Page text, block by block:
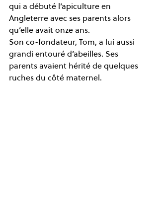
qui a débuté l’apiculture en
Angleterre avec ses parents alors
qu’elle avait onze ans.
Son co-fondateur, Tom, a lui aussi
grandi entouré d’abeilles. Ses
parents avaient hérité de quelques
ruches du côté maternel.